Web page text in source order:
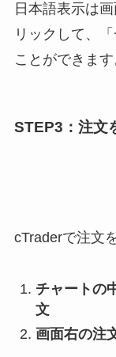
日本語表示は
リックして、
ことができます
STEP3：注文
cTraderで注文
チャートの
文
画面右の注